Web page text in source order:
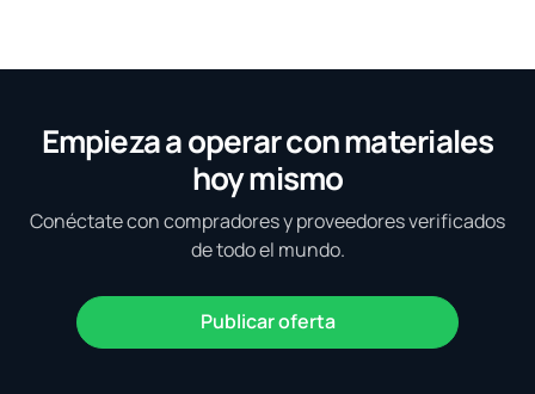
Empieza a operar con materiales
hoy mismo
Conéctate con compradores y proveedores verificados
de todo el mundo.
Publicar oferta